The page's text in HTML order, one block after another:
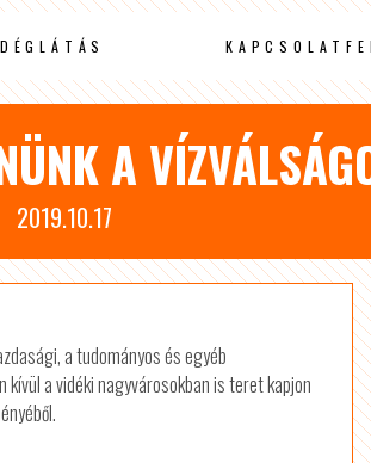
A
2019.10.17
a tudományos és egyéb
a vidéki nagyvárosokban is teret kapjon